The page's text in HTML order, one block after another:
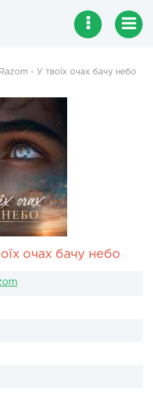
- У твоїх очах бачу небо
очах бачу небо